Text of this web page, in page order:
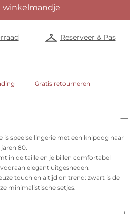
winkelmandje
Reserveer & Pas
Gratis retourneren
is speelse lingerie met een knipoog naar
80.
in de taille en je billen comfortabel
elegant uitgesneden.
touch en altijd on trend: zwart is de
minimalistische setjes.